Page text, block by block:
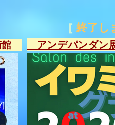
[ 終了し
館 アンデパンダン